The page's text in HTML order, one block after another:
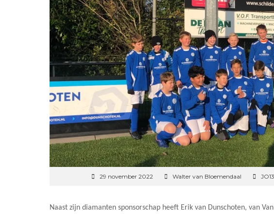
29 november 2022 Walter van Bloemendaal JO13
Naast zijn diamanten sponsorschap heeft Erik van Dunschoten, van